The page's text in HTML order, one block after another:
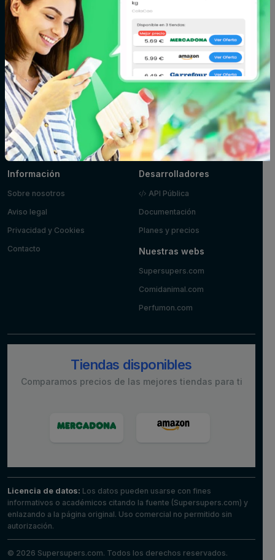
caldos y
cremas
Fitoterapia y
parafarmacia
Fruta y verdura
Huevos, leche y
mantequilla
Limpieza y
hogar
Maquillaje
Marisco y
pescado
Mascotas
Panadería y
pastelería
Pizzas y platos
preparados
Postres y
yogures
Zumos
Información
Sobre nosotros
Aviso legal
Privacidad y Cookies
Contacto
Desarrolladores
API Pública
Documentación
Planes y precios
Nuestras webs
Supersupers.com
Comidanimal.com
Perfumon.com
Tiendas disponibles
Comparamos precios de las mejores tiendas para ti
Licencia de datos: Los datos pueden usarse con fines
informativos o académicos citando la fuente (Supersupers.com) y
enlazando a la página original. Uso comercial no permitido sin
autorización.
© 2026 Supersupers.com. Todos los derechos reservados.